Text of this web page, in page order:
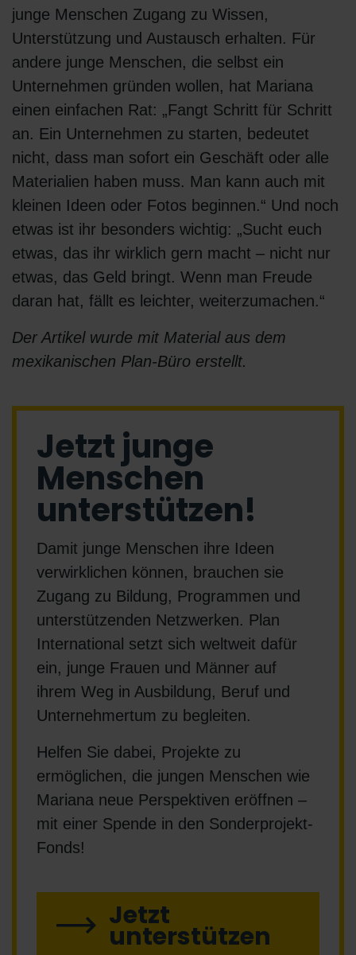
junge Menschen Zugang zu Wissen,
Unterstützung und Austausch erhalten. Für
andere junge Menschen, die selbst ein
Unternehmen gründen wollen, hat Mariana
einen einfachen Rat: „Fangt Schritt für Schritt
an. Ein Unternehmen zu starten, bedeutet
nicht, dass man sofort ein Geschäft oder alle
Materialien haben muss. Man kann auch mit
kleinen Ideen oder Fotos beginnen.“ Und noch
etwas ist ihr besonders wichtig: „Sucht euch
etwas, das ihr wirklich gern macht – nicht nur
etwas, das Geld bringt. Wenn man Freude
daran hat, fällt es leichter, weiterzumachen.“
Der Artikel wurde mit Material aus dem
mexikanischen Plan-Büro erstellt.
Jetzt junge
Menschen
unterstützen!
Damit junge Menschen ihre Ideen
verwirklichen können, brauchen sie
Zugang zu Bildung, Programmen und
unterstützenden Netzwerken. Plan
International setzt sich weltweit dafür
ein, junge Frauen und Männer auf
ihrem Weg in Ausbildung, Beruf und
Unternehmertum zu begleiten.
Helfen Sie dabei, Projekte zu
ermöglichen, die jungen Menschen wie
Mariana neue Perspektiven eröffnen –
mit einer Spende in den Sonderprojekt-
Fonds!
Jetzt
unterstützen